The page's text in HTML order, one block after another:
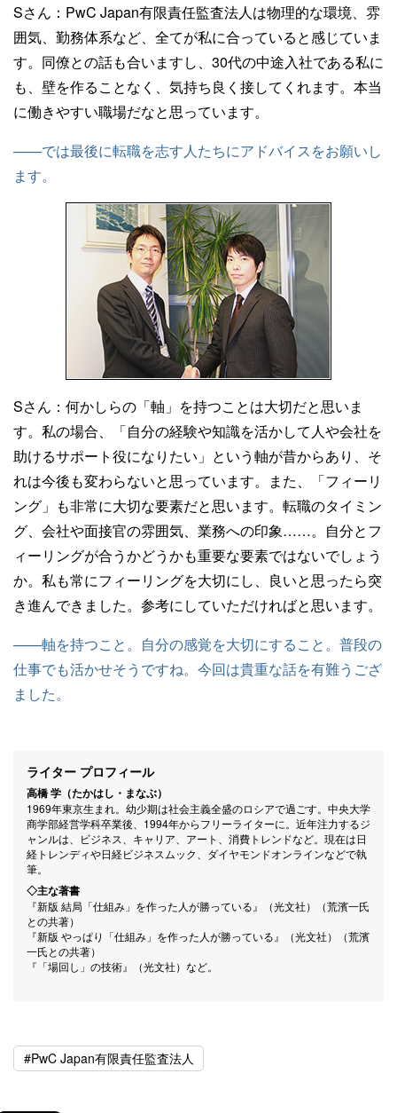
Sさん： PwC Japan有限責任監査法人は物理的な環境、雰
囲気、勤務体系など、全てが私に合っていると感じていま
す。同僚との話も合いますし、30代の中途入社である私に
も、壁を作ることなく、気持ち良く接してくれます。本当
に働きやすい職場だなと思っています。
——では最後に転職を志す人たちにアドバイスをお願いし
ます。
Sさん： 何かしらの「軸」を持つことは大切だと思いま
す。私の場合、「自分の経験や知識を活かして人や会社を
助けるサポート役になりたい」という軸が昔からあり、そ
れは今後も変わらないと思っています。また、「フィーリ
ング」も非常に大切な要素だと思います。転職のタイミン
グ、会社や面接官の雰囲気、業務への印象……。自分とフ
ィーリングが合うかどうかも重要な要素ではないでしょう
か。私も常にフィーリングを大切にし、良いと思ったら突
き進んできました。参考にしていただければと思います。
——軸を持つこと。自分の感覚を大切にすること。普段の
仕事でも活かせそうですね。今回は貴重な話を有難うござ
ました。
ライター プロフィール
高橋 学（たかはし・まなぶ）
1969年東京生まれ。幼少期は社会主義全盛のロシアで過ごす。中央大学
商学部経営学科卒業後、1994年からフリーライターに。近年注力するジ
ャンルは、ビジネス、キャリア、アート、消費トレンドなど。現在は日
経トレンディや日経ビジネスムック、ダイヤモンドオンラインなどで執
筆。
◇主な著書
『新版 結局「仕組み」を作った人が勝っている』（光文社）（荒濱一氏
との共著）
『新版 やっぱり「仕組み」を作った人が勝っている』（光文社）（荒濱
一氏との共著）
『「場回し」の技術』（光文社）など。
#PwC Japan有限責任監査法人